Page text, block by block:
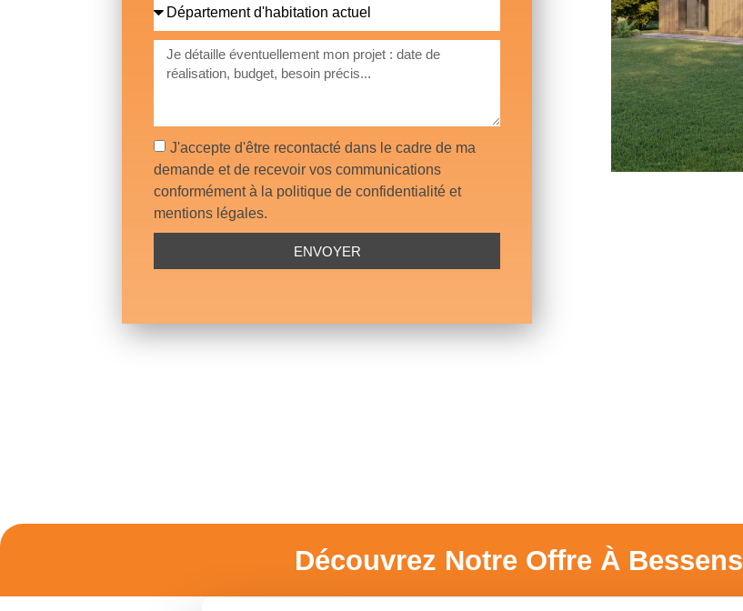
J'accepte d'être recontacté dans le cadre de ma
demande et de recevoir vos communications
conformément à la politique de confidentialité et
mentions légales.
ENVOYER
Découvrez Notre Offre À Bessens